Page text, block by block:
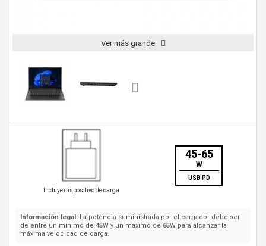
Ver más grande
Incluye dispositivo de carga
45-65
W
USB PD
Información legal: La potencia suministrada por el cargador debe ser
de entre un mínimo de 45W y un máximo de 65W para alcanzar la
máxima velocidad de carga.